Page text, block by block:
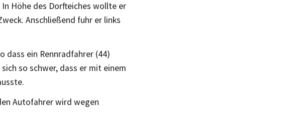
Höhe des Dorfteiches wollte er
Anschließend fuhr er links
dass ein Rennradfahrer (44)
so schwer, dass er mit einem
Autofahrer wird wegen